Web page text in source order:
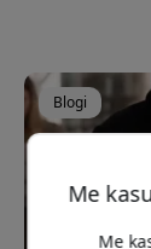
Blogi
Me
Me